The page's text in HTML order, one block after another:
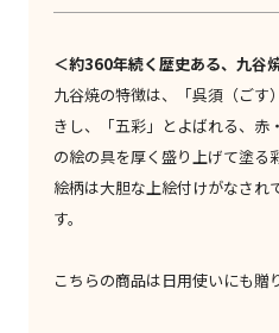
＜約360年続く歴史ある、九谷
九谷焼の特徴は、「呉須（ごす
きし、「五彩」とよばれる、赤
の絵の具を厚く盛り上げて塗る
絵柄は大胆な上絵付けがなされ
す。
こちらの商品は日用使いにも贈